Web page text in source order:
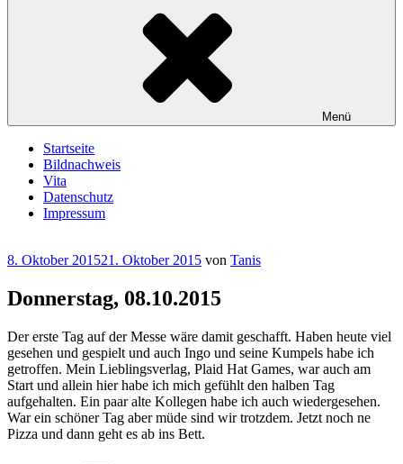
Menü
Startseite
Bildnachweis
Vita
Datenschutz
Impressum
Veröffentlicht
8. Oktober 201521. Oktober 2015 von Tanis
Donnerstag, 08.10.2015
Der erste Tag auf der Messe wäre damit geschafft. Haben heute viel
gesehen und gespielt und auch Ingo und seine Kumpels habe ich
getroffen. Mein Lieblingsverlag, Plaid Hat Games, war auch am
Start und allein hier habe ich mich gefühlt den halben Tag
aufgehalten. Ein paar alte Kollegen habe ich auch wiedergesehen.
War ein schöner Tag aber müde sind wir trotzdem. Jetzt noch ne
Pizza und dann geht es ab ins Bett.